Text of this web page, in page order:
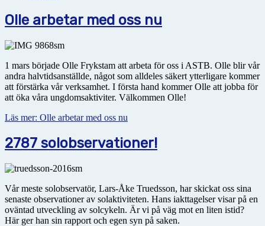
Olle arbetar med oss nu
1 mars började Olle Frykstam att arbeta för oss i ASTB. Olle blir vår
andra halvtidsanställde, något som alldeles säkert ytterligare kommer
att förstärka vår verksamhet. I första hand kommer Olle att jobba för
att öka våra ungdomsaktiviter. Välkommen Olle!
Läs mer: Olle arbetar med oss nu
2787 solobservationer!
Vår meste solobservatör, Lars-Åke Truedsson, har skickat oss sina
senaste observationer av solaktiviteten. Hans iakttagelser visar på en
oväntad utveckling av solcykeln. Är vi på väg mot en liten istid?
Här ger han sin rapport och egen syn på saken.